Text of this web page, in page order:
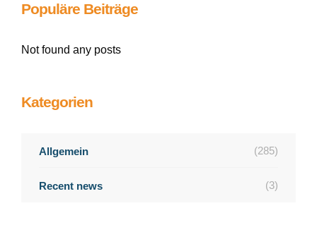
Populäre Beiträge
Not found any posts
Kategorien
Allgemein (285)
Recent news (3)